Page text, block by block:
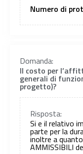
Numero di
Domanda:
Il costo per
generali di
progetto)?
Risposta:
Si e il relativo
parte per la
inoltre a
AMMISSIBILI